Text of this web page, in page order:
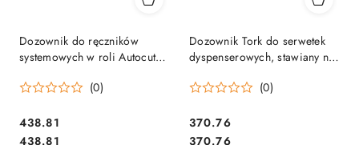
Dozownik do ręczników
systemowych w roli Autocut
BULKYSOFT
(0)
Cena:
438.81
Cena:
438.81
Dozownik Tork do serwetek
dyspenserowych, stawiany na
serwetek, system N10
(0)
Cena:
370.76
Cena:
370.76